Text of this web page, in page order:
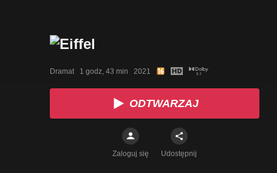
Dramat   1 godz, 43 min   2021
ODTWARZAJ
Zaloguj się Udostępnij